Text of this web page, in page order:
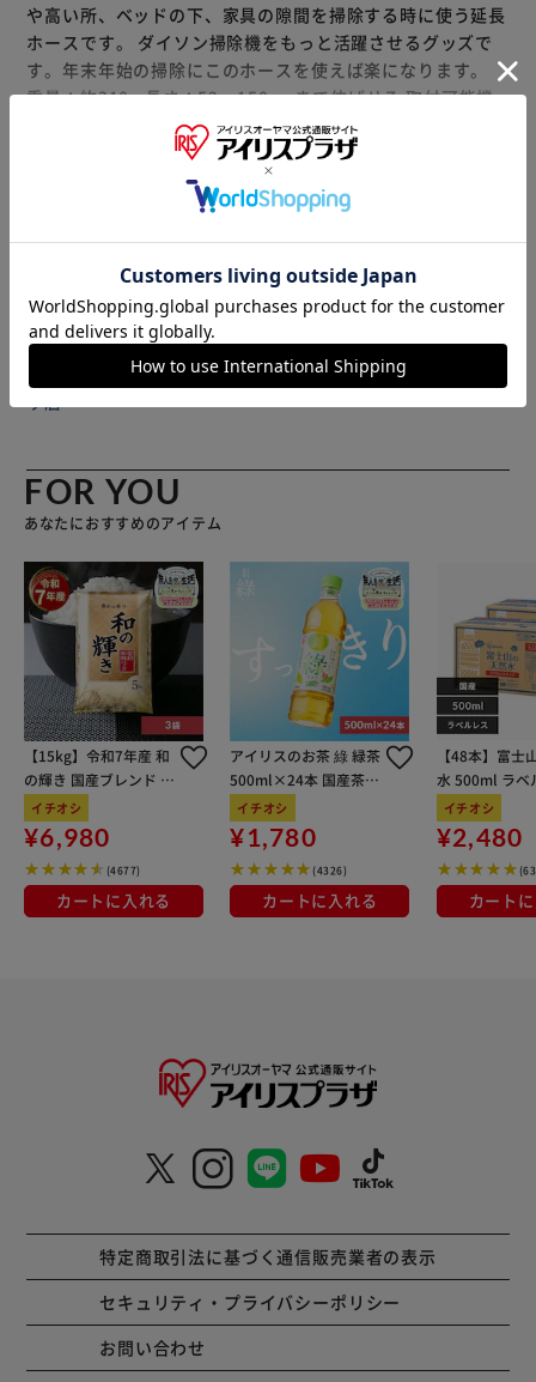
や高い所、ベッドの下、家具の隙間を掃除する時に使う延長
ホースです。 ダイソン掃除機をもっと活躍させるグッズで
す。年末年始の掃除にこのホースを使えば楽になります。
重量：約310g 長さ：52～150cmまで伸ばせる 取付可能機
種: V7、V8シリーズ ダイソンV10シリーズ SV12 SV18
Dyson V10サイクロンシリーズ Dyson V10トータルクリー
ン Dyson V10アブソルート Dyson V10アニマル V11シリー
もっと見る
じめご了承ください。
販売元(特定商取引法に基づく表記)：三重通信 アイリスプラ
ザ店
FOR YOU
あなたにおすすめのアイテム
【15kg】令和7年産 和
の輝き 国産ブレンド 5
kg×3袋
イチオシ
¥6,980
(4677)
カートに入れる
アイリスのお茶 綠 緑茶
500ml×24本 国産茶葉
100％使用
イチオシ
¥1,780
(4326)
カートに入れる
【48本】富士
水 500ml ラベ
イチオシ
¥2,480
カート
特定商取引法に基づく通信販売業者の表示
セキュリティ・プライバシーポリシー
お問い合わせ